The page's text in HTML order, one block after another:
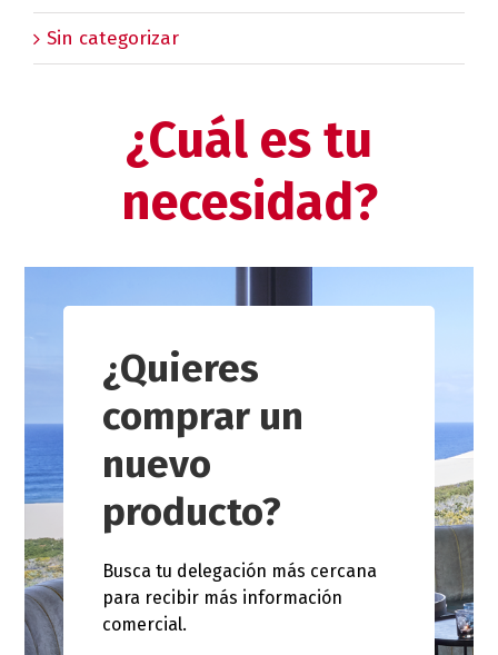
Sin categorizar
¿Cuál es tu
necesidad?
¿Quieres
comprar un
nuevo
producto?
Busca tu delegación más cercana
para recibir más información
comercial.